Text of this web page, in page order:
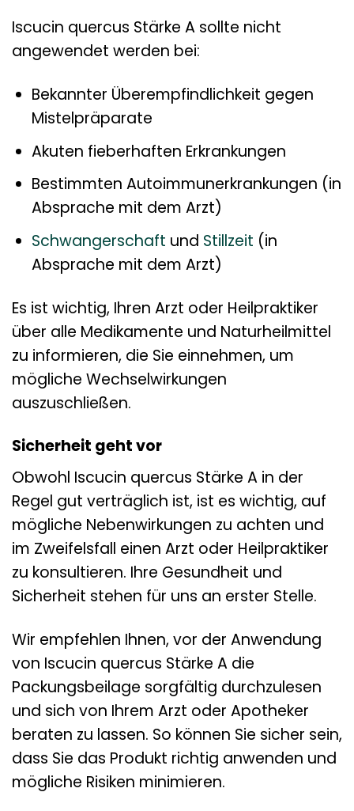
Iscucin quercus Stärke A sollte nicht
angewendet werden bei:
Bekannter Überempfindlichkeit gegen
Mistelpräparate
Akuten fieberhaften Erkrankungen
Bestimmten Autoimmunerkrankungen (in
Absprache mit dem Arzt)
Schwangerschaft und Stillzeit (in
Absprache mit dem Arzt)
Es ist wichtig, Ihren Arzt oder Heilpraktiker
über alle Medikamente und Naturheilmittel
zu informieren, die Sie einnehmen, um
mögliche Wechselwirkungen
auszuschließen.
Sicherheit geht vor
Obwohl Iscucin quercus Stärke A in der
Regel gut verträglich ist, ist es wichtig, auf
mögliche Nebenwirkungen zu achten und
im Zweifelsfall einen Arzt oder Heilpraktiker
zu konsultieren. Ihre Gesundheit und
Sicherheit stehen für uns an erster Stelle.
Wir empfehlen Ihnen, vor der Anwendung
von Iscucin quercus Stärke A die
Packungsbeilage sorgfältig durchzulesen
und sich von Ihrem Arzt oder Apotheker
beraten zu lassen. So können Sie sicher sein,
dass Sie das Produkt richtig anwenden und
mögliche Risiken minimieren.